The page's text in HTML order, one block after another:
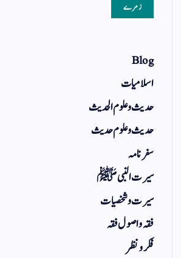
زمرے
Blog
اسلامیات
حدیث و علوم الحدیث
حدیث و علوم حدیث
سفر نامہ
سیرت النبی ﷺ
سیرت و شخصیات
فقہ و اصول فقہ
فکر و نظر